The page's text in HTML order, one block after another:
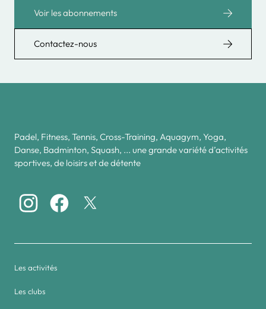
Voir les abonnements
Contactez-nous
Padel, Fitness, Tennis, Cross-Training, Aquagym, Yoga,
Danse, Badminton, Squash, ... une grande variété d’activités
sportives, de loisirs et de détente
Les activités
Les clubs